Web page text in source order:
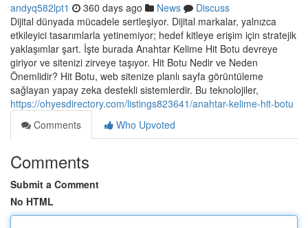
andyq582lpt1 360 days ago News
Discuss
Dijital dünyada mücadele sertleşiyor. Dijital markalar, yalnızca
etkileyici tasarımlarla yetinemiyor; hedef kitleye erişim için stratejik
yaklaşımlar şart. İşte burada Anahtar Kelime Hit Botu devreye
giriyor ve sitenizi zirveye taşıyor. Hit Botu Nedir ve Neden
Önemlidir? Hit Botu, web sitenize planlı sayfa görüntüleme
sağlayan yapay zeka destekli sistemlerdir. Bu teknolojiler,
https://ohyesdirectory.com/listings823641/anahtar-kelime-hit-botu
Comments
Who Upvoted
Comments
Submit a Comment
No HTML